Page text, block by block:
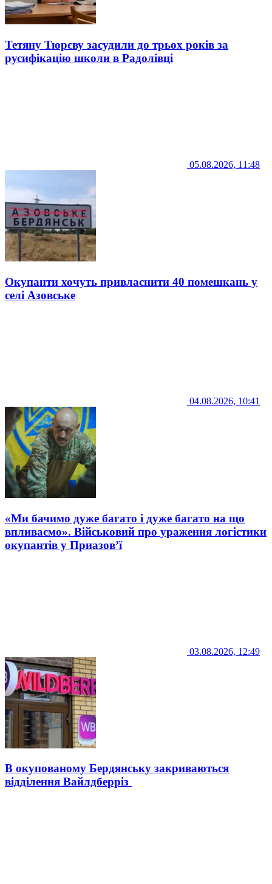
Тетяну Тюрєву засудили до трьох років за
русифікацію школи в Радолівці
05.08.2026, 11:48
Окупанти хочуть привласнити 40 помешкань у
селі Азовське
04.08.2026, 10:41
«Ми бачимо дуже багато і дуже багато на що
впливаємо». Військовий про ураження логістики
окупантів у Приазов’ї
03.08.2026, 12:49
В окупованому Бердянську закриваються
відділення Вайлдберріз